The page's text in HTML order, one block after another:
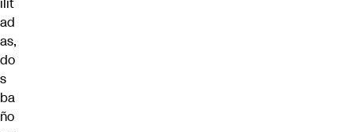
ad
as,
do
s
ba
ño